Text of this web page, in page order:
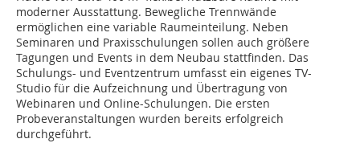
moderner Ausstattung. Bewegliche Trennwände
ermöglichen eine variable Raumeinteilung. Neben
Seminaren und Praxisschulungen sollen auch größere
Tagungen und Events in dem Neubau stattfinden. Das
Schulungs- und Eventzentrum umfasst ein eigenes TV-
Studio für die Aufzeichnung und Übertragung von
Webinaren und Online-Schulungen. Die ersten
Probeveranstaltungen wurden bereits erfolgreich
durchgeführt.